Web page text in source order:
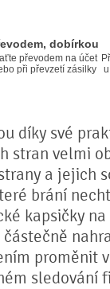
dobírkou
převodem na účet
při převzetí zásilky
díky své
stran velmi
a jejich
brání
kapsičky na
proměnit
sledování